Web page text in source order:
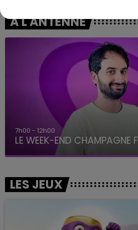
A L'ANTENNE
16h00 - 20h00
LE WEEK-END CHAMPAGNE
LES JEUX